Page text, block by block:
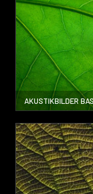
AKUSTIKBILDER